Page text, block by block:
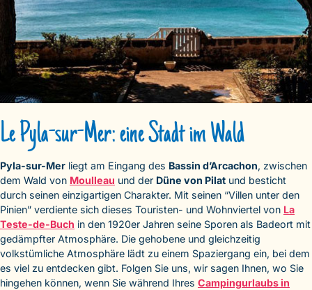
Le Pyla-sur-Mer: eine Stadt im Wald
Pyla-sur-Mer liegt am Eingang des Bassin d’Arcachon, zwischen
dem Wald von Moulleau und der Düne von Pilat und besticht
durch seinen einzigartigen Charakter. Mit seinen “Villen unter den
Pinien” verdiente sich dieses Touristen- und Wohnviertel von La
Teste-de-Buch in den 1920er Jahren seine Sporen als Badeort mit
gedämpfter Atmosphäre. Die gehobene und gleichzeitig
volkstümliche Atmosphäre lädt zu einem Spaziergang ein, bei dem
es viel zu entdecken gibt. Folgen Sie uns, wir sagen Ihnen, wo Sie
hingehen können, wenn Sie während Ihres Campingurlaubs in